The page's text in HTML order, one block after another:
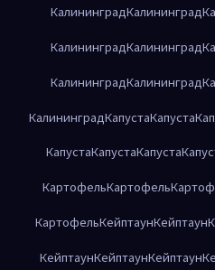
КалининградКалининград
КалининградКалининград
КалининградКалининград
КалининградКапустаКапуста
КапустаКапустаКапуста
КартофельКартофель
КартофельКейптаунКейптаун
КейптаунКейптаунКейптаун